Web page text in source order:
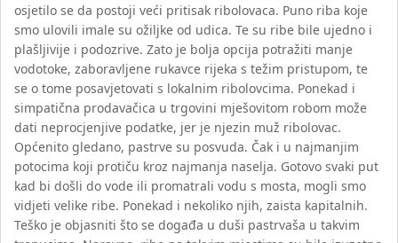
osjetilo se da postoji veći pritisak ribolovaca. Puno riba koje
smo ulovili imale su ožiljke od udica. Te su ribe bile ujedno i
plašljivije i podozrive. Zato je bolja opcija potražiti manje
vodotoke, zaboravljene rukavce rijeka s težim pristupom, te
se o tome posavjetovati s lokalnim ribolovcima. Ponekad i
simpatična prodavačica u trgovini mješovitom robom može
dati neprocjenjive podatke, jer je njezin muž ribolovac.
Općenito gledano, pastrve su posvuda. Čak i u najmanjim
potocima koji protiču kroz najmanja naselja. Gotovo svaki put
kad bi došli do vode ili promatrali vodu s mosta, mogli smo
vidjeti velike ribe. Ponekad i nekoliko njih, zaista kapitalnih.
Teško je objasniti što se događa u duši pastrvaša u takvim